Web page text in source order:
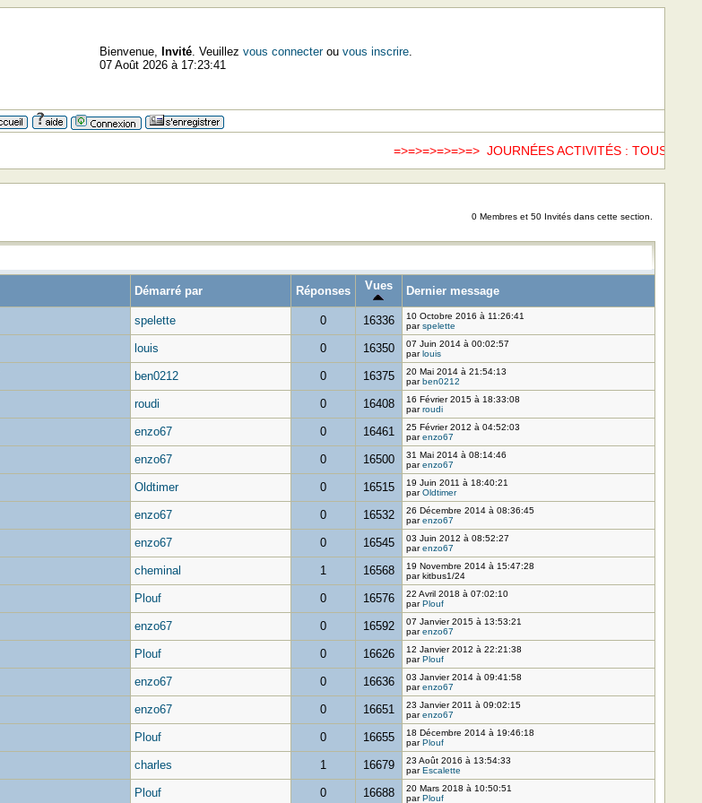
Bienvenue, Invité. Veuillez vous connecterou vous inscrire.
07 Août 2026 à 17:23:41
=>=>=>=>=>=> JOURNÉES ACTIVITÉS : TOUS LES
0 Membres et 50 Invités dans cette section.
Démarré par Réponses Vues Dernier message
spelette 0 16336
10 Octobre 2016 à 11:26:41
parspelette
louis 0 16350
07 Juin 2014 à 00:02:57
parlouis
ben0212 0 16375
20 Mai 2014 à 21:54:13
parben0212
roudi 0 16408
16 Février 2015 à 18:33:08
parroudi
enzo67 0 16461
25 Février 2012 à 04:52:03
parenzo67
enzo67 0 16500
31 Mai 2014 à 08:14:46
parenzo67
Oldtimer 0 16515
19 Juin 2011 à 18:40:21
parOldtimer
enzo67 0 16532
26 Décembre 2014 à 08:36:45
parenzo67
enzo67 0 16545
03 Juin 2012 à 08:52:27
parenzo67
cheminal 1 16568
19 Novembre 2014 à 15:47:28
par kitbus1/24
Plouf 0 16576
22 Avril 2018 à 07:02:10
parPlouf
enzo67 0 16592
07 Janvier 2015 à 13:53:21
parenzo67
Plouf 0 16626
12 Janvier 2012 à 22:21:38
parPlouf
enzo67 0 16636
03 Janvier 2014 à 09:41:58
parenzo67
enzo67 0 16651
23 Janvier 2011 à 09:02:15
parenzo67
Plouf 0 16655
18 Décembre 2014 à 19:46:18
parPlouf
charles 1 16679
23 Août 2016 à 13:54:33
parEscalette
Plouf 0 16688
20 Mars 2018 à 10:50:51
parPlouf